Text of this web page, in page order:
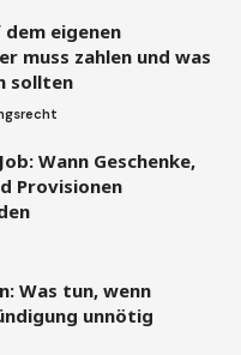
eigenen
muss zahlen und was
sollten
Wann Geschenke,
Provisionen
Was tun, wenn
unnötig